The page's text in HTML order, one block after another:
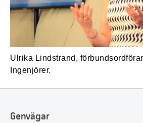
Ulrika Lindstrand,
Ingenjörer.
Genvägar